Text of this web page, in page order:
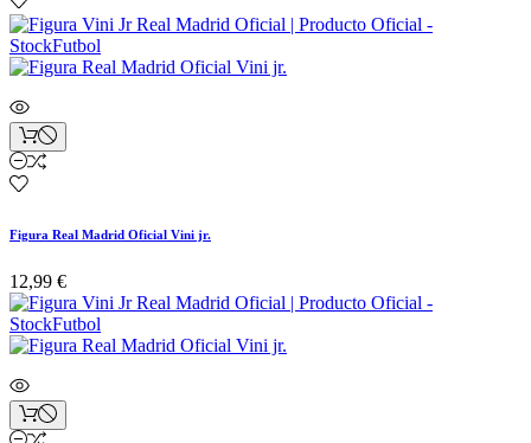
Figura Real Madrid Oficial Vini jr.
12,99 €